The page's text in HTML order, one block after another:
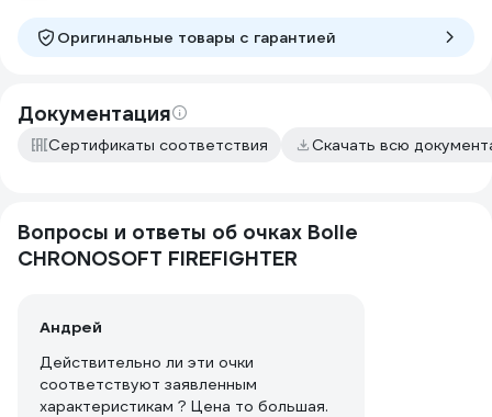
Оригинальные товары c гарантией
Документация
Сертификаты соответствия Скачать всю
Вопросы и ответы об очках Bolle
CHRONOSOFT FIREFIGHTER
Андрей
Действительно ли эти очки
соответствуют заявленным
характеристикам ? Цена то большая.